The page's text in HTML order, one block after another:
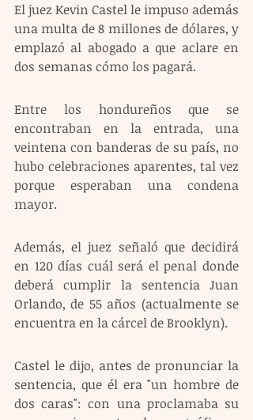
El juez Kevin Castel le impuso además
una multa de 8 millones de dólares, y
emplazó al abogado a que aclare en
dos semanas cómo los pagará.
Entre los hondureños que se
encontraban en la entrada, una
veintena con banderas de su país, no
hubo celebraciones aparentes, tal vez
porque esperaban una condena
mayor.
Además, el juez señaló que decidirá
en 120 días cuál será el penal donde
deberá cumplir la sentencia Juan
Orlando, de 55 años (actualmente se
encuentra en la cárcel de Brooklyn).
Castel le dijo, antes de pronunciar la
sentencia, que él era "un hombre de
dos caras": con una proclamaba su